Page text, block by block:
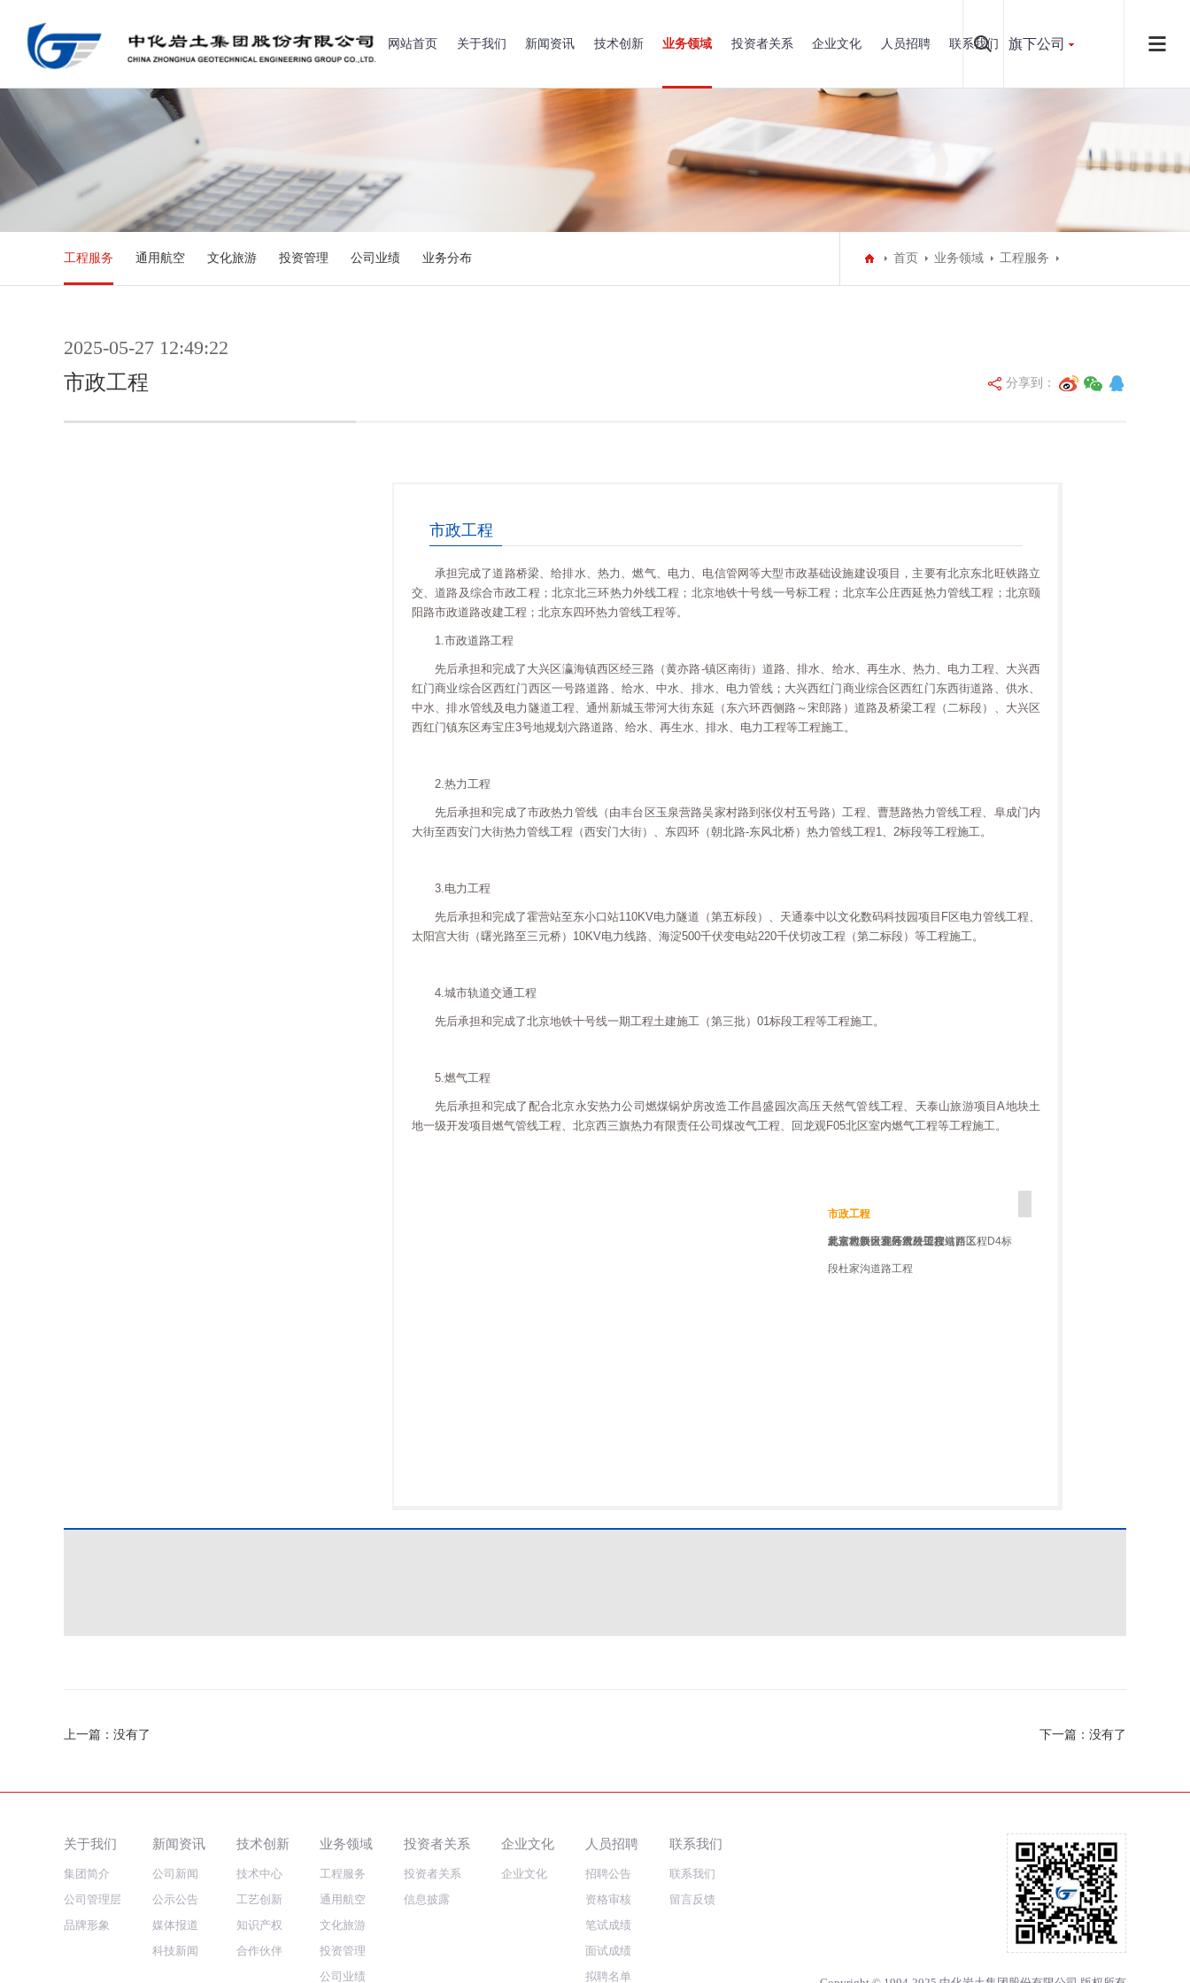
网站首页 关于我们 新闻资讯 技术创新 业务领域 投资者关系 企业文化 人员招聘 联系我们 旗下公司
工程服务 通用航空 文化旅游 投资管理 公司业绩 业务分布 首页 业务领域 工程服务
2025-05-27 12:49:22
市政工程 分享到：
市政工程
承担完成了道路桥梁、给排水、热力、燃气、电力、电信管网等大型市政基础设施建设项目，主要有北京东北旺铁路立
交、道路及综合市政工程；北京北三环热力外线工程；北京地铁十号线一号标工程；北京车公庄西延热力管线工程；北京颐
阳路市政道路改建工程；北京东四环热力管线工程等。
1.市政道路工程
先后承担和完成了大兴区瀛海镇西区经三路（黄亦路-镇区南街）道路、排水、给水、再生水、热力、电力工程、大兴西
红门商业综合区西红门西区一号路道路、给水、中水、排水、电力管线；大兴西红门商业综合区西红门东西街道路、供水、
中水、排水管线及电力隧道工程、通州新城玉带河大街东延（东六环西侧路～宋郎路）道路及桥梁工程（二标段）、大兴区
西红门镇东区寿宝庄3号地规划六路道路、给水、再生水、排水、电力工程等工程施工。
2.热力工程
先后承担和完成了市政热力管线（由丰台区玉泉营路吴家村路到张仪村五号路）工程、曹慧路热力管线工程、阜成门内
大街至西安门大街热力管线工程（西安门大街）、东四环（朝北路-东风北桥）热力管线工程1、2标段等工程施工。
3.电力工程
先后承担和完成了霍营站至东小口站110KV电力隧道（第五标段）、天通泰中以文化数码科技园项目F区电力管线工程、
太阳宫大街（曙光路至三元桥）10KV电力线路、海淀500千伏变电站220千伏切改工程（第二标段）等工程施工。
4.城市轨道交通工程
先后承担和完成了北京地铁十号线一期工程土建施工（第三批）01标段工程等工程施工。
5.燃气工程
先后承担和完成了配合北京永安热力公司燃煤锅炉房改造工作昌盛园次高压天然气管线工程、天泰山旅游项目A地块土
地一级开发项目燃气管线工程、北京西三旗热力有限责任公司煤改气工程、回龙观F05北区室内燃气工程等工程施工。
市政工程
奥运村项目室外市政工程（西区）
市政工程
北京大兴火神庙天桥工程
市政工程
北京地铁十五号线（望京站）
市政工程
延安市新区北区对外链接道路工程D4标
段杜家沟道路工程
上一篇：没有了 下一篇：没有了
关于我们
集团简介
公司管理层
品牌形象
新闻资讯
公司新闻
公示公告
媒体报道
科技新闻
技术创新
技术中心
工艺创新
知识产权
合作伙伴
业务领域
工程服务
通用航空
文化旅游
投资管理
公司业绩
投资者关系
投资者关系
信息披露
企业文化
企业文化
人员招聘
招聘公告
资格审核
笔试成绩
面试成绩
拟聘名单
联系我们
联系我们
留言反馈